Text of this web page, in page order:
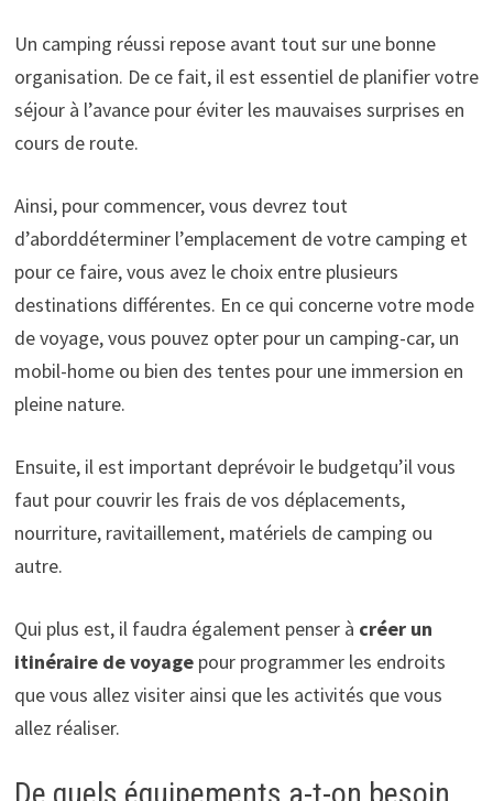
Un camping réussi repose avant tout sur une bonne
organisation. De ce fait, il est essentiel de planifier votre
séjour à l’avance pour éviter les mauvaises surprises en
cours de route.
Ainsi, pour commencer, vous devrez tout
d’aborddéterminer l’emplacement de votre camping et
pour ce faire, vous avez le choix entre plusieurs
destinations différentes. En ce qui concerne votre mode
de voyage, vous pouvez opter pour un camping-car, un
mobil-home ou bien des tentes pour une immersion en
pleine nature.
Ensuite, il est important deprévoir le budgetqu’il vous
faut pour couvrir les frais de vos déplacements,
nourriture, ravitaillement, matériels de camping ou
autre.
Qui plus est, il faudra également penser à créer un
itinéraire de voyagepour programmer les endroits
que vous allez visiter ainsi que les activités que vous
allez réaliser.